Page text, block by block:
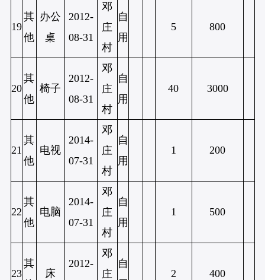
19
其
他
办公
桌
2012-
08-31
邓
庄
村
自
用
5 800
20
其
他
椅子
2012-
08-31
邓
庄
村
自
用
40 3000
21
其
他
电视
2014-
07-31
邓
庄
村
自
用
1 200
22
其
他
电脑
2014-
07-31
邓
庄
村
自
用
1 500
23
其
床
2012-
邓
庄
自
2 400